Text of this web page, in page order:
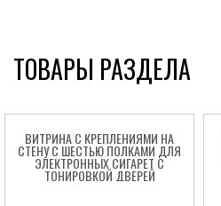
ТОВАРЫ РАЗДЕЛА
ВИТРИНА С КРЕПЛЕНИЯМИ НА
СТЕНУ С ШЕСТЬЮ ПОЛКАМИ ДЛЯ
ЭЛЕКТРОННЫХ СИГАРЕТ С
ТОНИРОВКОЙ ДВЕРЕЙ